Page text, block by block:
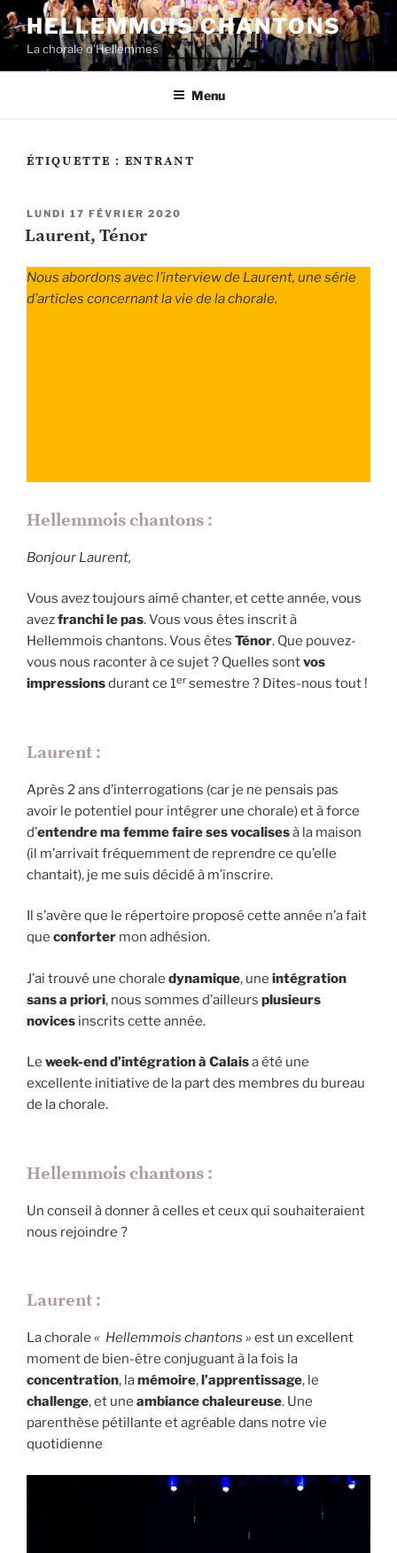
Aller
au
contenu
principal
HELLEMMOIS CHANTONS
La chorale d'Hellemmes
Menu
ÉTIQUETTE : ENTRANT
PUBLIÉ
LE
LUNDI 17 FÉVRIER 2020
Laurent, Ténor
Nous abordons avec l’interview de Laurent, une série
d’articles concernant la vie de la chorale.
Hellemmois chantons :
Bonjour Laurent,
Vous avez toujours aimé chanter, et cette année, vous
avezfranchi le pas. Vous vous êtes inscrit à
Hellemmois chantons. Vous êtes Ténor. Que pouvez-
vous nous raconter à ce sujet ? Quelles sontvos
impressionsdurant ce 1er semestre ? Dites-nous tout !
Laurent :
Après 2 ans d’interrogations (car je ne pensais pas
avoir le potentiel pour intégrer une chorale) et à force
d’entendre ma femme faire ses vocalisesà la maison
(il m’arrivait fréquemment de reprendre ce qu’elle
chantait), je me suis décidé à m’inscrire.
Il s’avère que le répertoire proposé cette année n’a fait
que conforter mon adhésion.
J’ai trouvé une chorale dynamique, une intégration
sans a priori, nous sommes d’ailleurs plusieurs
novices inscrits cette année.
Le week-end d’intégration à Calaisa été une
excellente initiative de la part des membres du bureau
de la chorale.
Hellemmois chantons :
Un conseil à donner à celles et ceux qui souhaiteraient
nous rejoindre ?
Laurent :
La chorale « Hellemmois chantons » est un excellent
moment de bien-être conjuguant à la fois la
concentration, lamémoire,l’apprentissage, le
challenge, et une ambiance chaleureuse. Une
parenthèse pétillante et agréable dans notre vie
quotidienne